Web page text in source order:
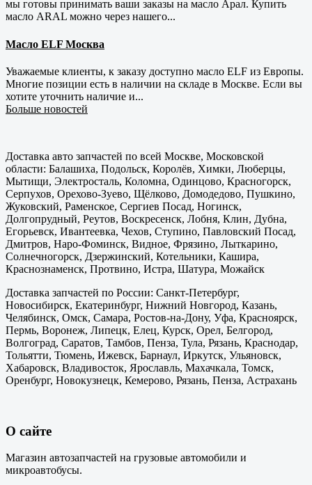
мы готовы принимать ваши заказы на масло Арал. Купить
масло ARAL можно через нашего...
Масло ELF Москва
Уважаемые клиенты, к заказу доступно масло ELF из Европы.
Многие позиции есть в наличии на складе в Москве. Если вы
хотите уточнить наличие и...
Больше новостей
Доставка авто запчастей по всей Москве, Московской
области: Балашиха, Подольск, Королёв, Химки, Люберцы,
Мытищи, Электросталь, Коломна, Одинцово, Красногорск,
Серпухов, Орехово-Зуево, Щёлково, Домодедово, Пушкино,
Жуковский, Раменское, Сергиев Посад, Ногинск,
Долгопрудный, Реутов, Воскресенск, Лобня, Клин, Дубна,
Егорьевск, Ивантеевка, Чехов, Ступино, Павловский Посад,
Дмитров, Наро-Фоминск, Видное, Фрязино, Лыткарино,
Солнечногорск, Дзержинский, Котельники, Кашира,
Краснознаменск, Протвино, Истра, Шатура, Можайск
Доставка запчастей по России: Санкт-Петербург,
Новосибирск, Екатеринбург, Нижний Новгород, Казань,
Челябинск, Омск, Самара, Ростов-на-Дону, Уфа, Красноярск,
Пермь, Воронеж, Липецк, Елец, Курск, Орел, Белгород,
Волгоград, Саратов, Тамбов, Пенза, Тула, Рязань, Краснодар,
Тольятти, Тюмень, Ижевск, Барнаул, Иркутск, Ульяновск,
Хабаровск, Владивосток, Ярославль, Махачкала, Томск,
Оренбург, Новокузнецк, Кемерово, Рязань, Пенза, Астрахань
О сайте
Магазин автозапчастей на грузовые автомобили и
микроавтобусы.